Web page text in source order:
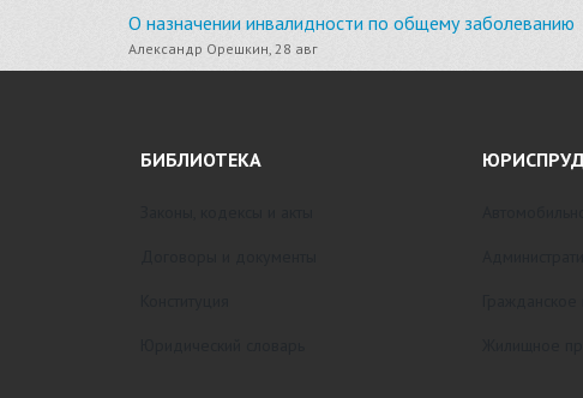
О назначении инвалидности по общему заболеванию
Александр Орешкин, 28 авг
БИБЛИОТЕКА